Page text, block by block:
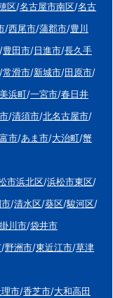
区/名古屋市南区/名古
/西尾市/蒲郡市/豊川
/豊田市/日進市/長久手
/常滑市/新城市/田原市/
美浜町/一宮市/春日井
/清須市/北名古屋市/
市/あま市/大治町/蟹
市浜北区/浜松市東区/
/清水区/葵区/駿河区/
掛川市/袋井市
/野洲市/東近江市/草津
理市/香芝市/大和高田